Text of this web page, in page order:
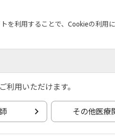
再燃リスクと全身性ステロ
を利用することで、Cookieの利用
用いただけます。
その他医療